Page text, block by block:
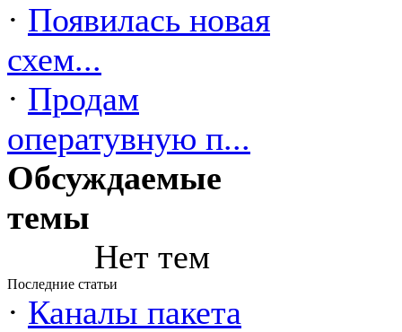
· Появилась новая
схем...
· Продам
оператувную п...
Обсуждаемые
темы
Нет тем
Последние статьи
· Каналы пакета